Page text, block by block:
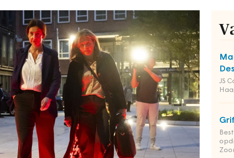
JS